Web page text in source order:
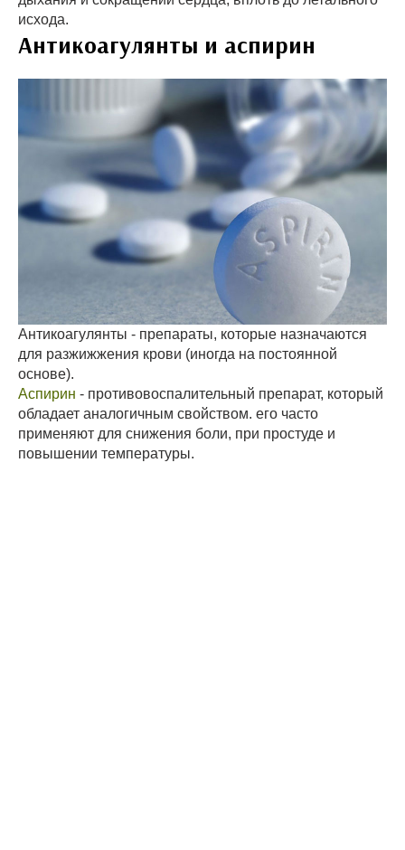
исхода.
Антикоагулянты и аспирин
Антикоагулянты - препараты, которые назначаются
для разжижжения крови (иногда на постоянной
основе).
Аспирин - противовоспалительный препарат, который
обладает аналогичным свойством. его часто
применяют для снижения боли, при простуде и
повышении температуры.